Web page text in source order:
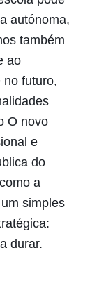
autónoma,
também
ao
no futuro,
O novo
e
do
a
simples
durar.